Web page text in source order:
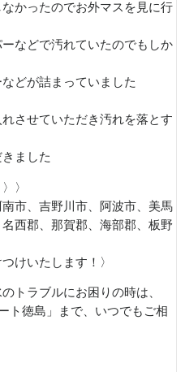
かったのでお外マスを見に行
などで汚れていたのでもしか
どが詰まっていました
させていただき汚れを落とす
ました
〉
市、吉野川市、阿波市、美馬
西郡、那賀郡、海部郡、板野
けいたします！〉
トラブルにお困りの時は、
ト徳島」まで、いつでもご相